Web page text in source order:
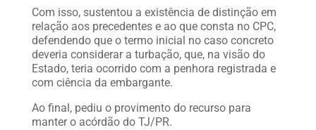
Com isso, sustentou a existência de distinção em
relação aos precedentes e ao que consta no CPC,
defendendo que o termo inicial no caso concreto
deveria considerar a turbação, que, na visão do
Estado, teria ocorrido com a penhora registrada e
com ciência da embargante.
Ao final, pediu o provimento do recurso para
manter o acórdão do TJ/PR.